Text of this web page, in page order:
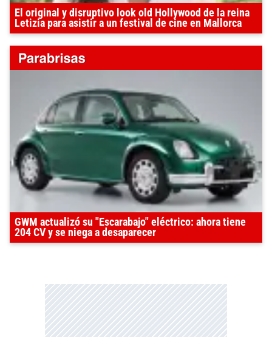
El original y disruptivo look old Hollywood de la reina
Letizia para asistir a un festival de cine en Mallorca
GWM actualizó su "Escarabajo" eléctrico: ahora tiene
204 CV y se niega a desaparecer